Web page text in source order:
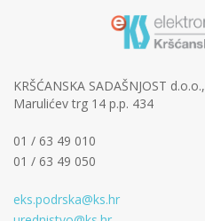
KRŠĆANSKA SADAŠNJOST d.o.o.,
Marulićev trg 14 p.p. 434
01 / 63 49 010
01 / 63 49 050
eks.podrska@ks.hr